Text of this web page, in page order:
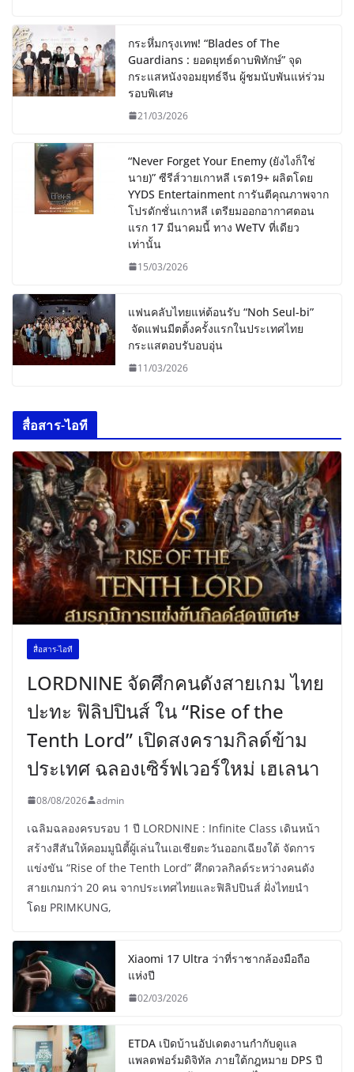
กระหึ่มกรุงเทพ! “Blades of The
Guardians : ยอดยุทธ์ดาบพิทักษ์” จุด
กระแสหนังจอมยุทธ์จีน ผู้ชมนับพันแห่ร่วม
รอบพิเศษ
21/03/2026
“Never Forget Your Enemy (ยังไงก็ใช่
นาย)” ซีรีส์วายเกาหลี เรต19+ ผลิตโดย
YYDS Entertainment การันตีคุณภาพจาก
โปรดักชั่นเกาหลี เตรียมออกอากาศตอน
แรก 17 มีนาคมนี้ ทาง WeTV ที่เดียว
เท่านั้น
15/03/2026
แฟนคลับไทยแห่ต้อนรับ “Noh Seul-bi”
จัดแฟนมีตติ้งครั้งแรกในประเทศไทย
กระแสตอบรับอบอุ่น
11/03/2026
สื่อสาร-ไอที
สื่อสาร-ไอที
LORDNINE จัดศึกคนดังสายเกม ไทย
ปะทะ ฟิลิปปินส์ ใน “Rise of the
Tenth Lord” เปิดสงครามกิลด์ข้าม
ประเทศ ฉลองเซิร์ฟเวอร์ใหม่ เฮเลนา
08/08/2026 admin
เฉลิมฉลองครบรอบ 1 ปี LORDNINE : Infinite Class เดินหน้า
สร้างสีสันให้คอมมูนิตี้ผู้เล่นในเอเชียตะวันออกเฉียงใต้ จัดการ
แข่งขัน “Rise of the Tenth Lord” ศึกดวลกิลด์ระหว่างคนดัง
สายเกมกว่า 20 คน จากประเทศไทยและฟิลิปปินส์ ฝั่งไทยนำ
โดย PRIMKUNG,
Xiaomi 17 Ultra ว่าที่ราชากล้องมือถือ
แห่งปี
02/03/2026
ETDA เปิดบ้านอัปเดตงานกำกับดูแล
แพลตฟอร์มดิจิทัล ภายใต้กฎหมาย DPS ปี